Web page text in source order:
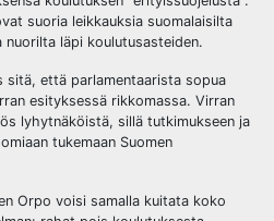
suoria leikkauksia suomalaisilta
läpi koulutusasteiden.
sitä, että parlamentaarista sopua
esityksessä rikkomassa. Virran
lyhytnäköistä, sillä tutkimukseen ja
tukemaan Suomen
Orpo voisi samalla kuitata koko